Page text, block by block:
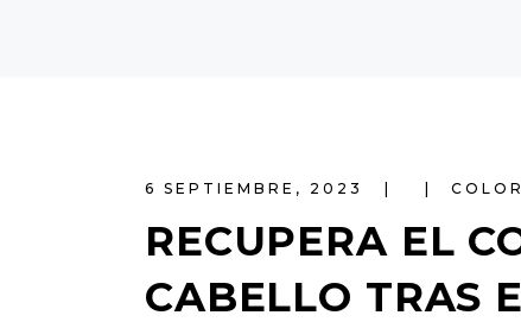
6 SEPTIEMBRE, 2023 COLOR
RECUPERA EL
CABELLO TRAS